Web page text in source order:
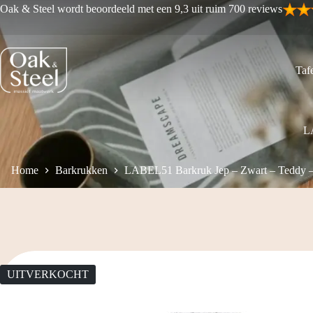
Ga
de
inhoud
Oak & Steel wordt beoordeeld met een 9,3 uit ruim 700 reviews
Home Barkrukken LABEL51 Barkruk Jep – Zwart – Teddy
UITVERKOCHT